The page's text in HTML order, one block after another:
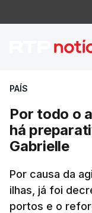
Por
PAÍS
Por todo o
há
Gabrielle
Por causa da
ilhas, já foi
portos e o